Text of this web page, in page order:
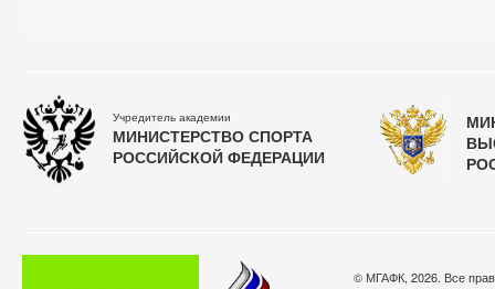
Учредитель академии
МИНИСТЕРСТВО СПОРТА
РОССИЙСКОЙ ФЕДЕРАЦИИ
© МГАФК, 2026. Все